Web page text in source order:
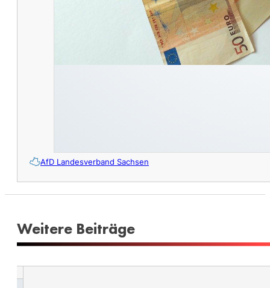
AfD Landesverband Sachsen
Weitere Beiträge